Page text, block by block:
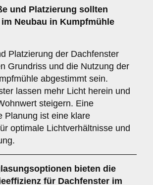
und Platzierung sollten
Neubau in Kumpfmühle
Platzierung der Dachfenster
Grundriss und die Nutzung der
abgestimmt sein.
lassen mehr Licht herein und
steigern. Eine
Planung ist eine klare
optimale Lichtverhältnisse und
bieten die
für Dachfenster im